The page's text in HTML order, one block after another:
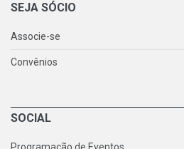
SEJA SÓCIO
Associe-se
Convênios
SOCIAL